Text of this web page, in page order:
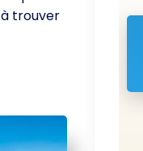
à trouver